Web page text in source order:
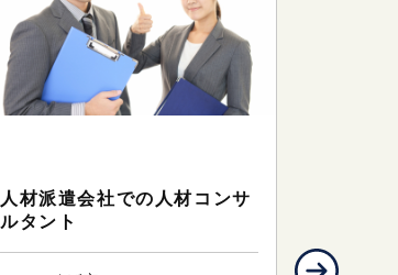
人材派遣会社での人材コンサ
ルタント
｜土日祝